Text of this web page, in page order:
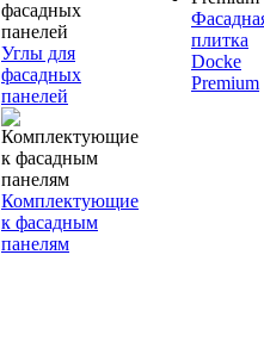
Углы для
фасадных
панелей
Комплектующие
к фасадным
панелям
плитка
Docke
Premium